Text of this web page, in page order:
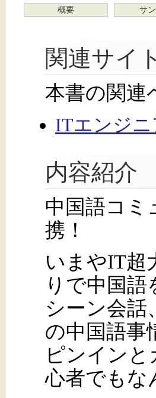
概要 サ
関連サイト
本書の関連
ITエンジ
内容紹介
中国語コミ
携！
いまやIT超
りで中国
シーン会話
の中国語事
ピンイン
心者でもな